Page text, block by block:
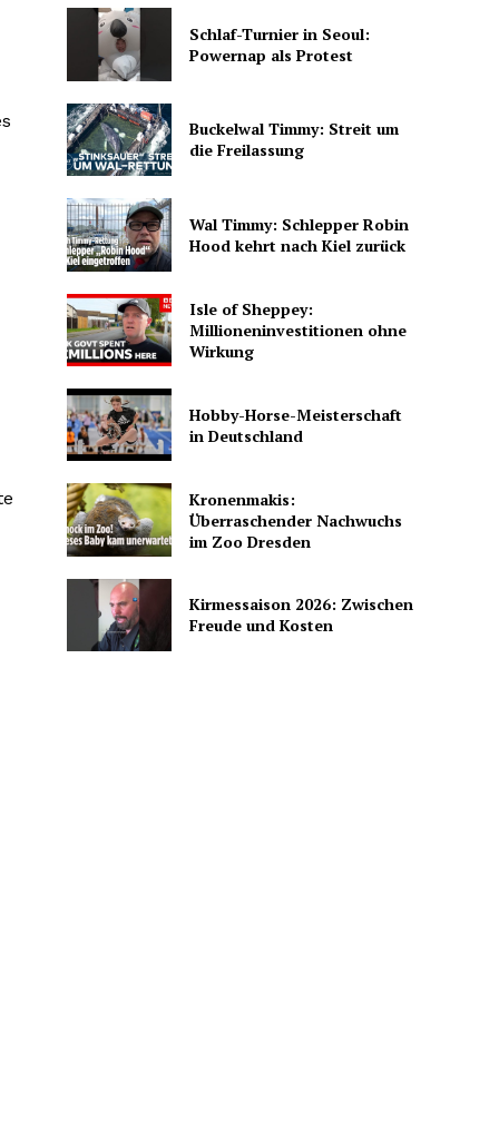
Schlaf-Turnier in Seoul:
Powernap als Protest
Buckelwal Timmy: Streit um
die Freilassung
Wal Timmy: Schlepper Robin
Hood kehrt nach Kiel zurück
Isle of Sheppey:
Millioneninvestitionen ohne
Wirkung
Hobby-Horse-Meisterschaft
in Deutschland
Kronenmakis:
Überraschender Nachwuchs
im Zoo Dresden
Kirmessaison 2026: Zwischen
Freude und Kosten